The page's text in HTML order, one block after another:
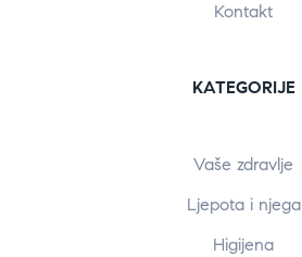
Kontakt
KATEGORIJE
Vaše zdravlje
Ljepota i njega
Higijena